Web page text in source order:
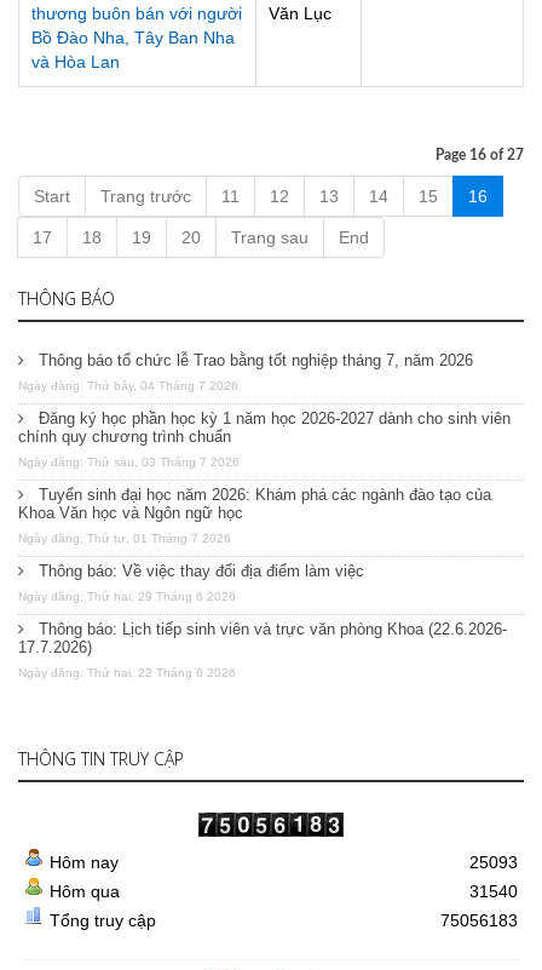
thương buôn bán với người
Bồ Đào Nha, Tây Ban Nha
và Hòa Lan
Văn Lục
Page 16 of 27
Start Trang trước 11 12 13 14 15 16
17 18 19 20 Trang sau End
THÔNG BÁO
Thông báo tổ chức lễ Trao bằng tốt nghiệp tháng 7, năm 2026
Ngày đăng: Thứ bảy, 04 Tháng 7 2026
Đăng ký học phần học kỳ 1 năm học 2026-2027 dành cho sinh viên
chính quy chương trình chuẩn
Ngày đăng: Thứ sáu, 03 Tháng 7 2026
Tuyển sinh đại học năm 2026: Khám phá các ngành đào tạo của
Khoa Văn học và Ngôn ngữ học
Ngày đăng: Thứ tư, 01 Tháng 7 2026
Thông báo: Về việc thay đổi địa điểm làm việc
Ngày đăng: Thứ hai, 29 Tháng 6 2026
Thông báo: Lịch tiếp sinh viên và trực văn phòng Khoa (22.6.2026-
17.7.2026)
Ngày đăng: Thứ hai, 22 Tháng 6 2026
THÔNG TIN TRUY CẬP
Hôm nay
Hôm qua
Tổng truy cập
25093
31540
75056183